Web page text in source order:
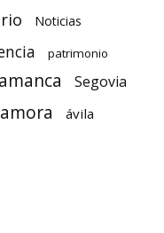
Noticias
patrimonio
Segovia
ávila